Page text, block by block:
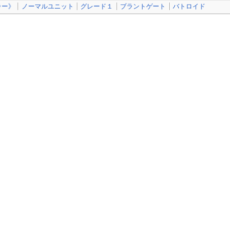
》 ノーマルユニット グレード１ ブラントゲート バトロイド